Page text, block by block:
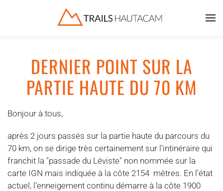
Accéder au contenu principal
DERNIER POINT SUR LA
PARTIE HAUTE DU 70 KM
Bonjour à tous,
après 2 jours passés sur la partie haute du parcours du
70 km, on se dirige très certainement sur l'intinéraire qui
franchit la "passade du Léviste" non nommée sur la
carte IGN mais indiquée à la côte 2154 mètres. En l'état
actuel, l'enneigement continu démarre à la côte 1900